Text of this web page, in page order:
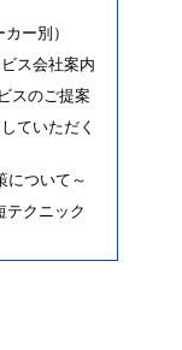
ー別）
ス会社案内
スのご提案
ていただく
について～
テクニック